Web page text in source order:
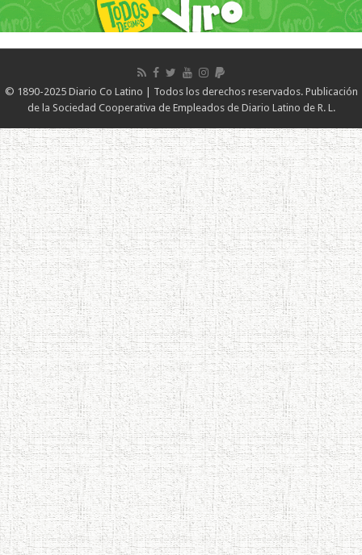
© 1890-2025 Diario Co Latino | Todos los derechos reservados. Publicación
de la Sociedad Cooperativa de Empleados de Diario Latino de R. L.